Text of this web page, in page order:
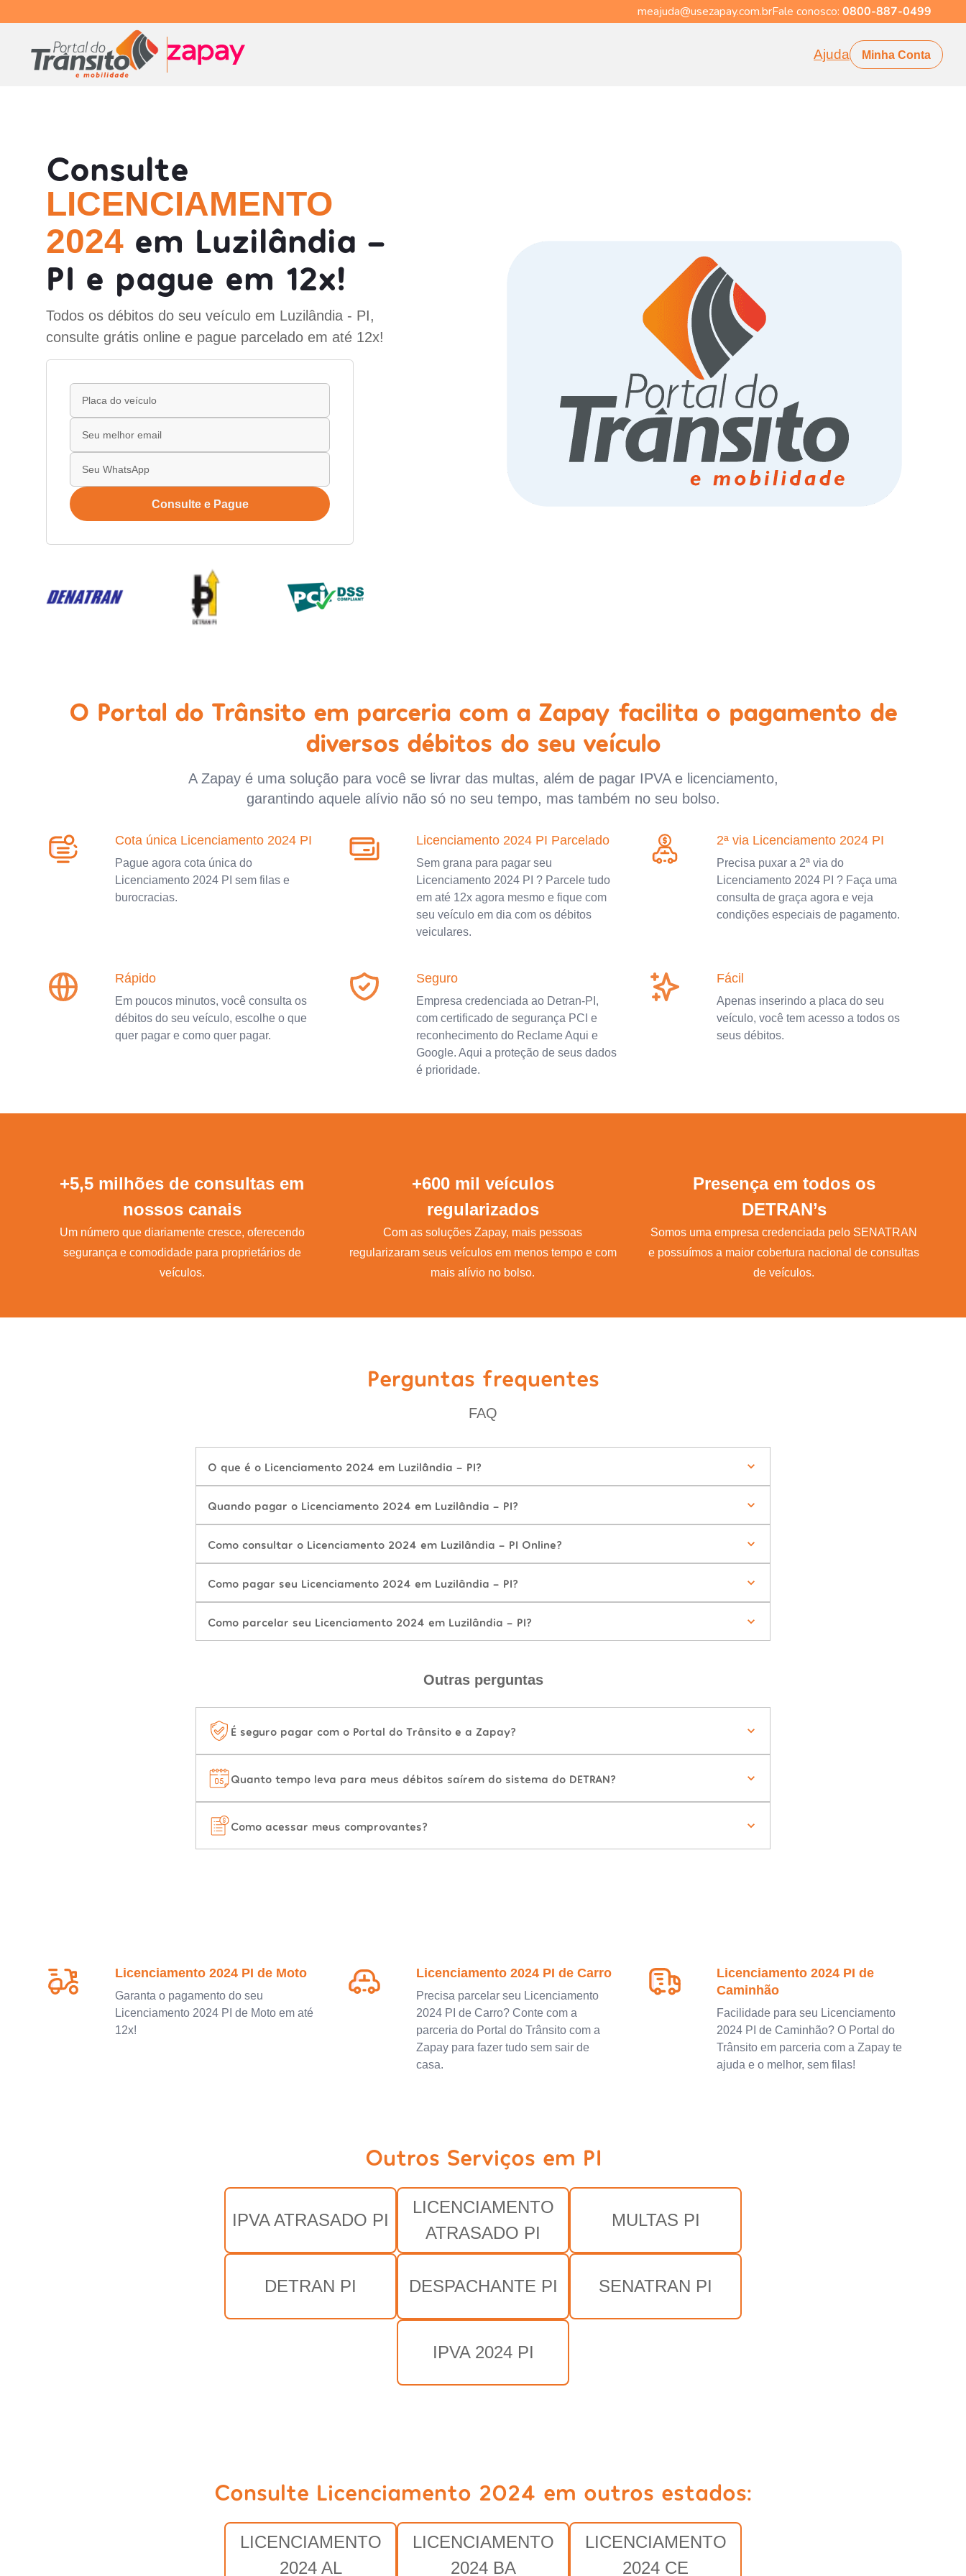
meajuda@usezapay.com.brFale conosco: 0800-887-0499
Ajuda Minha Conta
Consulte
LICENCIAMENTO
2024 em Luzilândia -
PI e pague em 12x!
Todos os débitos do seu veículo em Luzilândia - PI,
consulte grátis online e pague parcelado em até 12x!
Consulte e Pague
O Portal do Trânsito em parceria com a Zapay facilita o pagamento de
diversos débitos do seu veículo
A Zapay é uma solução para você se livrar das multas, além de pagar IPVA e licenciamento,
garantindo aquele alívio não só no seu tempo, mas também no seu bolso.
Cota única Licenciamento 2024 PI
Pague agora cota única do
Licenciamento 2024 PI sem filas e
burocracias.
Licenciamento 2024 PI Parcelado
Sem grana para pagar seu
Licenciamento 2024 PI ? Parcele tudo
em até 12x agora mesmo e fique com
seu veículo em dia com os débitos
veiculares.
2ª via Licenciamento 2024 PI
Precisa puxar a 2ª via do
Licenciamento 2024 PI ? Faça uma
consulta de graça agora e veja
condições especiais de pagamento.
Rápido
Em poucos minutos, você consulta os
débitos do seu veículo, escolhe o que
quer pagar e como quer pagar.
Seguro
Empresa credenciada ao Detran-PI,
com certificado de segurança PCI e
reconhecimento do Reclame Aqui e
Google. Aqui a proteção de seus dados
é prioridade.
Fácil
Apenas inserindo a placa do seu
veículo, você tem acesso a todos os
seus débitos.
+5,5 milhões de consultas em
nossos canais
Um número que diariamente cresce, oferecendo
segurança e comodidade para proprietários de
veículos.
+600 mil veículos
regularizados
Com as soluções Zapay, mais pessoas
regularizaram seus veículos em menos tempo e com
mais alívio no bolso.
Presença em todos os
DETRAN’s
Somos uma empresa credenciada pelo SENATRAN
e possuímos a maior cobertura nacional de consultas
de veículos.
Perguntas frequentes
FAQ
O que é o Licenciamento 2024 em Luzilândia - PI?
Quando pagar o Licenciamento 2024 em Luzilândia - PI?
Como consultar o Licenciamento 2024 em Luzilândia - PI Online?
Como pagar seu Licenciamento 2024 em Luzilândia - PI?
Como parcelar seu Licenciamento 2024 em Luzilândia - PI?
Outras perguntas
É seguro pagar com o Portal do Trânsito e a Zapay?
Quanto tempo leva para meus débitos saírem do sistema do DETRAN?
Como acessar meus comprovantes?
Licenciamento 2024 PI de Moto
Garanta o pagamento do seu
Licenciamento 2024 PI de Moto em até
12x!
Licenciamento 2024 PI de Carro
Precisa parcelar seu Licenciamento
2024 PI de Carro? Conte com a
parceria do Portal do Trânsito com a
Zapay para fazer tudo sem sair de
casa.
Licenciamento 2024 PI de
Caminhão
Facilidade para seu Licenciamento
2024 PI de Caminhão? O Portal do
Trânsito em parceria com a Zapay te
ajuda e o melhor, sem filas!
Outros Serviços em PI
IPVA ATRASADO PI
LICENCIAMENTO
ATRASADO PI
MULTAS PI
DETRAN PI DESPACHANTE PI SENATRAN PI
IPVA 2024 PI
Consulte Licenciamento 2024 em outros estados:
LICENCIAMENTO
2024 AL
LICENCIAMENTO
2024 BA
LICENCIAMENTO
2024 CE